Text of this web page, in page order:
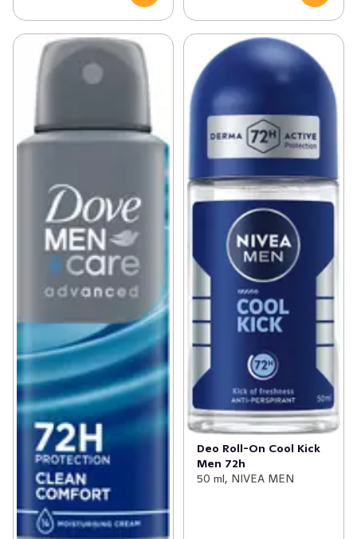
Deo Roll-On Cool Kick
Men 72h
50 ml, NIVEA MEN